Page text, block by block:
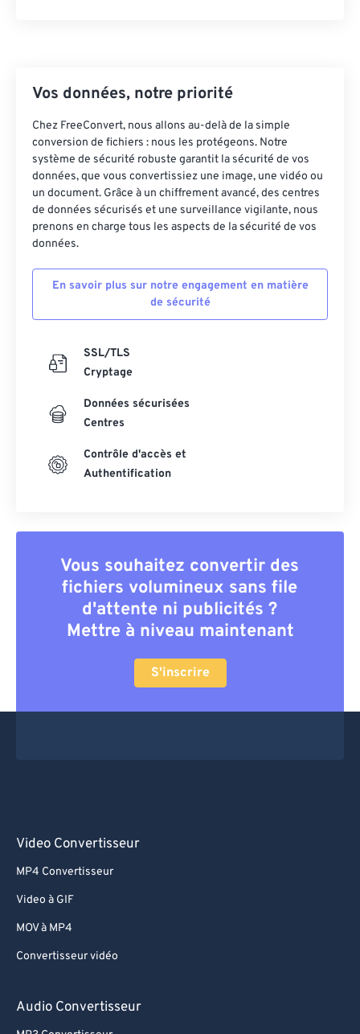
Vos données, notre priorité
Chez FreeConvert, nous allons au-delà de la simple
conversion de fichiers : nous les protégeons. Notre
système de sécurité robuste garantit la sécurité de vos
données, que vous convertissiez une image, une vidéo ou
un document. Grâce à un chiffrement avancé, des centres
de données sécurisés et une surveillance vigilante, nous
prenons en charge tous les aspects de la sécurité de vos
données.
En savoir plus sur notre engagement en matière
de sécurité
SSL/TLS
Cryptage
Données sécurisées
Centres
Contrôle d'accès et
Authentification
Vous souhaitez convertir des
fichiers volumineux sans file
d'attente ni publicités ?
Mettre à niveau maintenant
S'inscrire
Video Convertisseur
MP4 Convertisseur
Video à GIF
MOV à MP4
Convertisseur vidéo
Audio Convertisseur